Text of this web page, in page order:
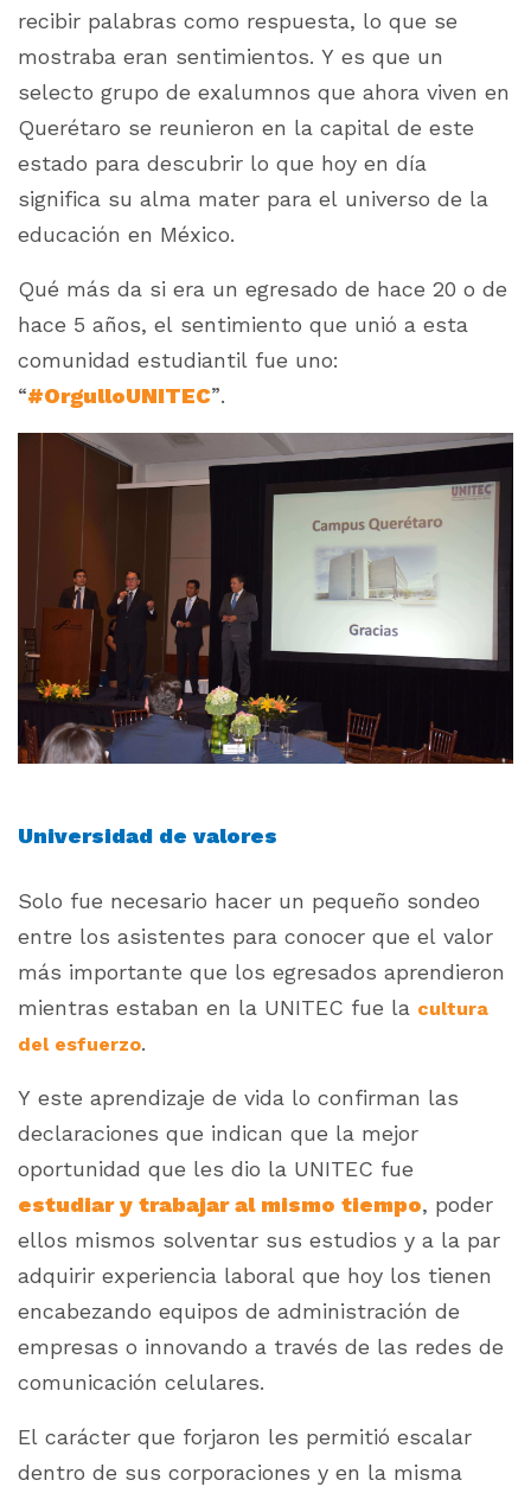
recibir palabras como respuesta, lo que se
mostraba eran sentimientos. Y es que un
selecto grupo de exalumnos que ahora viven en
Querétaro se reunieron en la capital de este
estado para descubrir lo que hoy en día
significa su alma mater para el universo de la
educación en México.
Qué más da si era un egresado de hace 20 o de
hace 5 años, el sentimiento que unió a esta
comunidad estudiantil fue uno:
“#OrgulloUNITEC”.
Universidad de valores
Solo fue necesario hacer un pequeño sondeo
entre los asistentes para conocer que el valor
más importante que los egresados aprendieron
mientras estaban en la UNITEC fue la cultura
del esfuerzo.
Y este aprendizaje de vida lo confirman las
declaraciones que indican que la mejor
oportunidad que les dio la UNITEC fue
estudiar y trabajar al mismo tiempo, poder
ellos mismos solventar sus estudios y a la par
adquirir experiencia laboral que hoy los tienen
encabezando equipos de administración de
empresas o innovando a través de las redes de
comunicación celulares.
El carácter que forjaron les permitió escalar
dentro de sus corporaciones y en la misma